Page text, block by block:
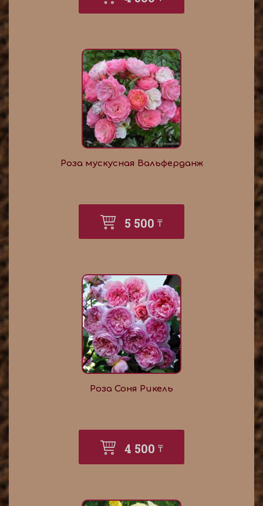
Роза мускусная Вальферданж
5 500 ₸
Роза Соня Рикель
4 500 ₸